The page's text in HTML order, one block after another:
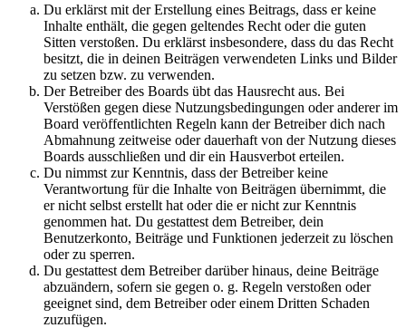
Du erklärst mit der Erstellung eines Beitrags, dass er keine
Inhalte enthält, die gegen geltendes Recht oder die guten
Sitten verstoßen. Du erklärst insbesondere, dass du das Recht
besitzt, die in deinen Beiträgen verwendeten Links und Bilder
zu setzen bzw. zu verwenden.
Der Betreiber des Boards übt das Hausrecht aus. Bei
Verstößen gegen diese Nutzungsbedingungen oder anderer im
Board veröffentlichten Regeln kann der Betreiber dich nach
Abmahnung zeitweise oder dauerhaft von der Nutzung dieses
Boards ausschließen und dir ein Hausverbot erteilen.
Du nimmst zur Kenntnis, dass der Betreiber keine
Verantwortung für die Inhalte von Beiträgen übernimmt, die
er nicht selbst erstellt hat oder die er nicht zur Kenntnis
genommen hat. Du gestattest dem Betreiber, dein
Benutzerkonto, Beiträge und Funktionen jederzeit zu löschen
oder zu sperren.
Du gestattest dem Betreiber darüber hinaus, deine Beiträge
abzuändern, sofern sie gegen o. g. Regeln verstoßen oder
geeignet sind, dem Betreiber oder einem Dritten Schaden
zuzufügen.